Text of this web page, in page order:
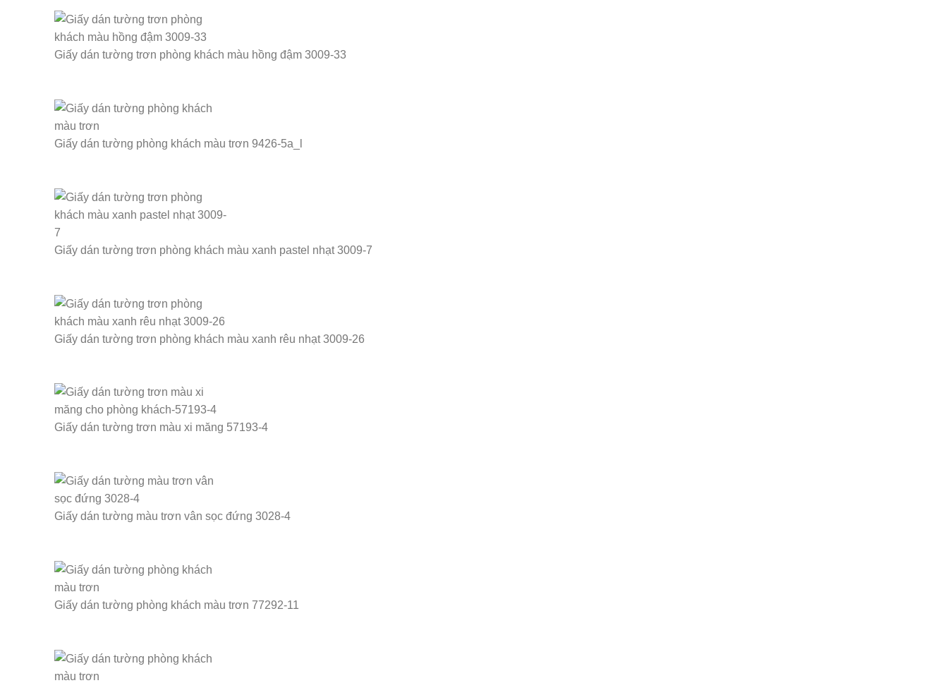
Giấy dán tường trơn phòng khách màu hồng đậm 3009-33
Giấy dán tường phòng khách màu trơn 9426-5a_l
Giấy dán tường trơn phòng khách màu xanh pastel nhạt 3009-7
Giấy dán tường trơn phòng khách màu xanh rêu nhạt 3009-26
Giấy dán tường trơn màu xi măng 57193-4
Giấy dán tường màu trơn vân sọc đứng 3028-4
Giấy dán tường phòng khách màu trơn 77292-11